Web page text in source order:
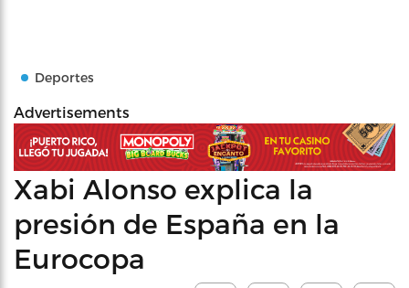
Deportes
Advertisements
Xabi Alonso explica la
presión de España en la
Eurocopa